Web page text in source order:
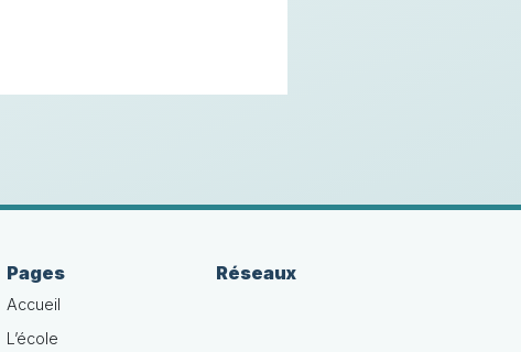
Pages
Accueil
L’école
Réseaux